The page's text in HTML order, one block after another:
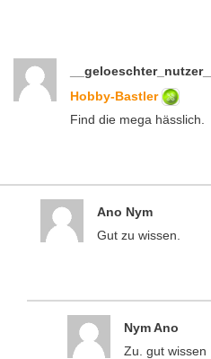
__geloeschter_nutzer__
Hobby-Bastler
Find die mega hässlich.
Ano Nym
Gut zu wissen.
Nym Ano
Zu. gut wissen